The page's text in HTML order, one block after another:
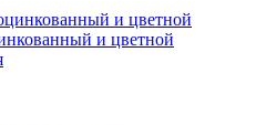
и цветной